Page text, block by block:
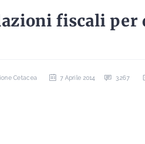
fiscali per
Cetacea 7 Aprile 2014 3.267